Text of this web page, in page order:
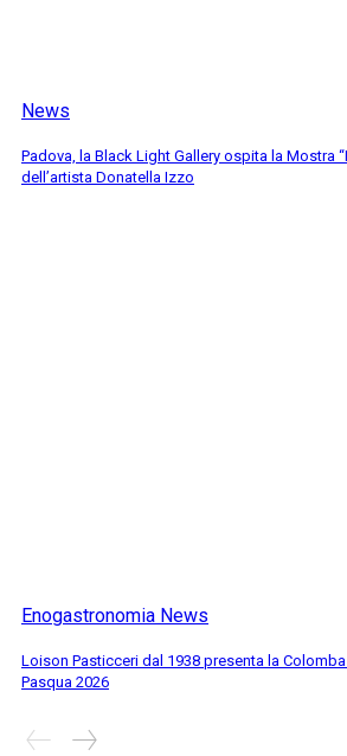
News
Padova, la Black Light Gallery ospita la Mostra
dell’artista Donatella Izzo
Enogastronomia News
Loison Pasticceri dal 1938 presenta la
Pasqua 2026